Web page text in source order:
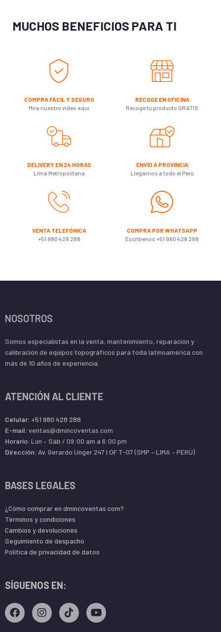
MUCHOS BENEFICIOS PARA TI
COMPRA FÁCIL Y SEGURO
Mira nuestro video aquí
RECOGE EN OFICINA
Recoge tu producto GRATIS
DELIVERY EN 24 HORAS
Lima Metropolitana
ENVÍO A PROVINCIA
Llegamos a todo el Perú
VENTA TELEFÓNICA
+51 980 428 288
COMPRA POR WHATSAPP
Escribenos +51 980 428 288
NOSOTROS
Somos especialistas en la venta, mantenimiento, reparación y
calibración de equipos topográficos para toda latinoamérica con
más de 10 años de experiencia.
ATENCIÓN AL CLIENTE
Celular: +51 980 428 288
E-mail: ventas@dmincoventas.com
Horario: Lun – Sáb / 09:00 am a 6:00 pm
Dirección: Av. Gerardo Unger 247 l OF T-07 (SMP – LIMA – PERÚ)
BASES LEGALES
¿Cómo comprar en dmincoventas.com?
Términos y condiciones
Cambios y devoluciones
Seguimiento de despacho
Política de privacidad de datos
SÍGUENOS EN: